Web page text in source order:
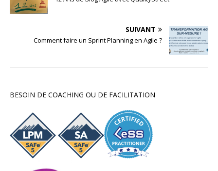
SUIVANT
Comment faire un Sprint Planning en Agile ?
BESOIN DE COACHING OU DE FACILITATION